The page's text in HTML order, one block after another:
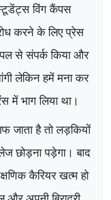
विंग कैंपस
करने के लिए प्रेस
से संपर्क किया और
लेकिन हमें मना कर
में भाग लिया था।
है तो लड़कियों
छोड़ना पड़ेगा। बाद
कैरियर खत्म हो